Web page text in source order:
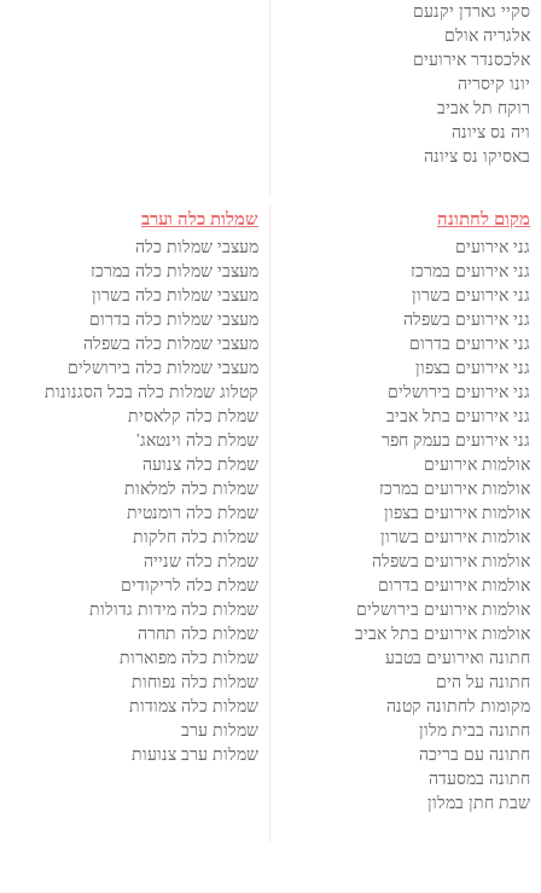
סקיי גארדן יקנעם
אלגריה אולם
אלכסנדר אירועים
יונו קיסריה
רוקח תל אביב
ויה נס ציונה
באסיקו נס ציונה
מקום לחתונה
גני אירועים
גני אירועים במרכז
גני אירועים בשרון
גני אירועים בשפלה
גני אירועים בדרום
גני אירועים בצפון
גני אירועים בירושלים
גני אירועים בתל אביב
גני אירועים בעמק חפר
אולמות אירועים
אולמות אירועים במרכז
אולמות אירועים בצפון
אולמות אירועים בשרון
אולמות אירועים בשפלה
אולמות אירועים בדרום
אולמות אירועים בירושלים
אולמות אירועים בתל אביב
חתונה ואירועים בטבע
חתונה על הים
מקומות לחתונה קטנה
חתונה בבית מלון
חתונה עם בריכה
חתונה במסעדה
שבת חתן במלון
שמלות כלה וערב
מעצבי שמלות כלה
מעצבי שמלות כלה במרכז
מעצבי שמלות כלה בשרון
מעצבי שמלות כלה בדרום
מעצבי שמלות כלה בשפלה
מעצבי שמלות כלה בירושלים
קטלוג שמלות כלה בכל הסגנונות
שמלת כלה קלאסית
שמלת כלה וינטאג'
שמלת כלה צנועה
שמלות כלה למלאות
שמלת כלה רומנטית
שמלות כלה חלקות
שמלת כלה שנייה
שמלת כלה לריקודים
שמלות כלה מידות גדולות
שמלות כלה תחרה
שמלות כלה מפוארות
שמלות כלה נפוחות
שמלות כלה צמודות
שמלות ערב
שמלות ערב צנועות